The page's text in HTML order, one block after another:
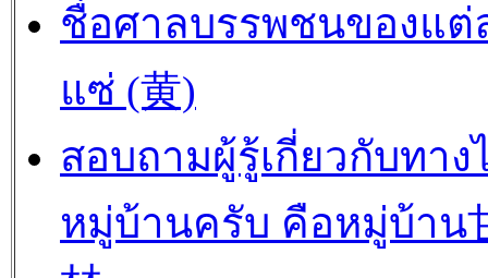
ชื่อศาลบรรพชนของแต่
แซ่ (黄)
สอบถามผู้รู้เกี่ยวกับทาง
หมู่บ้านครับ คือหมู่บ้าน